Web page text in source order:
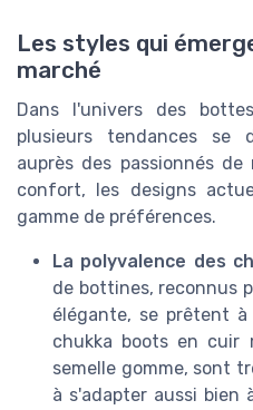
Les styles qui
marché
Dans l'univers des
plusieurs tendances se
auprès des passionnés
confort, les designs
gamme de préférences.
La polyvalence des
de bottines, reconnus
élégante, se prêtent
chukka boots en cuir
semelle gomme, sont
à s'adapter aussi bien